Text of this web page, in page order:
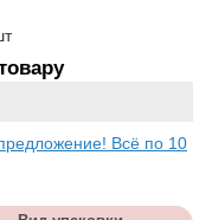
Всё по 10